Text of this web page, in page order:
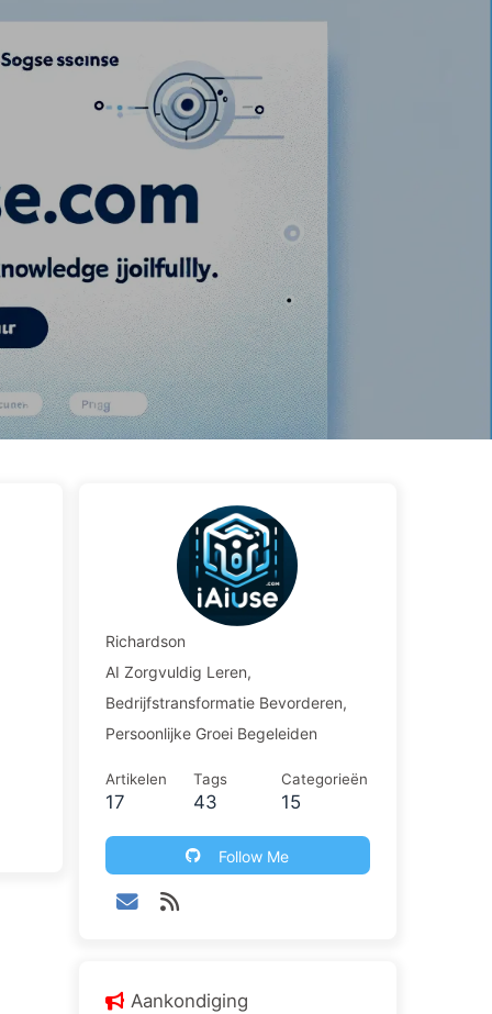
Richardson
AI Zorgvuldig Leren,
Bedrijfstransformatie Bevorderen,
Persoonlijke Groei Begeleiden
Artikelen
17
Tags
43
Categorieën
15
Follow Me
Aankondiging